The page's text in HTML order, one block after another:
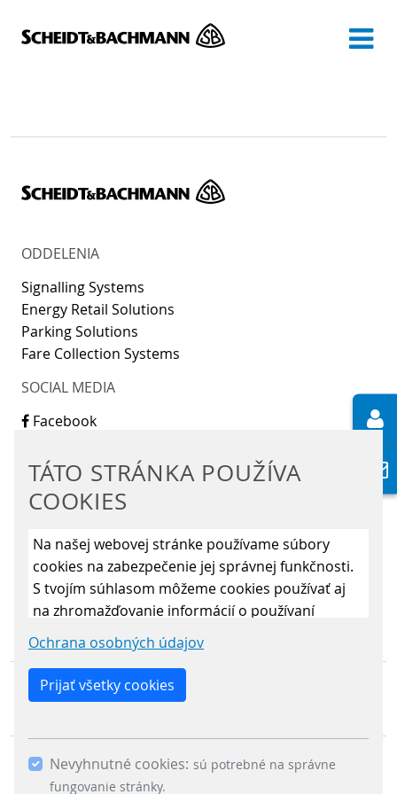
TÁTO STRÁNKA POUŽÍVA
COOKIES
Na našej webovej stránke používame súbory
cookies na zabezpečenie jej správnej funkčnosti.
S tvojím súhlasom môžeme cookies používať aj
na zhromažďovanie informácií o používaní
stránky, aby sme ju mohli neustále vylepšovať.
Kliknutím na „Uložiť len nevyhnutné cookies“
odmietneš použitie iných ako len nevyhnutných
cookies. Povolením „Analytických cookies“ a
potvrdením cez tlačidlo „Uložiť výber“ súhlasíš s
použitím ostatných súborov cookies. Ak chceš
potvrdiť súhlas s použitím všetkých súborov
Ochrana osobných údajov
Prijať všetky cookies
Nevyhnutné cookies: sú potrebné na správne
fungovanie stránky.
ODDELENIA
Signalling Systems
Energy Retail Solutions
Parking Solutions
Fare Collection Systems
SOCIAL MEDIA
Facebook
Instagram
Youtube
Scheidt & Bachmann Slovensko s.r.o.
Priemyselná 14 / P.O.Box B-143
012 32 Žilina
Scheidt & Bachmann Worldwide
OBCHODNÉ ÚDAJE
OCHRANA OSOBNÝCH ÚDAJOV